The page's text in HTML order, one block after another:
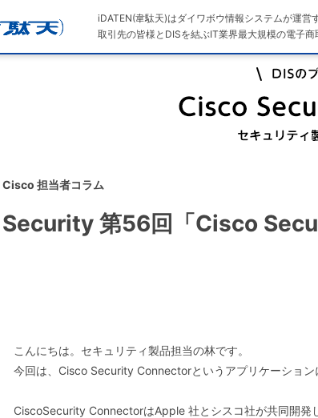
iDATEN(韋駄天)はダイワボウ情報システムが運営
取引先の皆様とDISを結ぶIT業界最大規模の電子商
Cisco 担当者コラム
Security 第56回「Cisco
こんにちは。セキュリティ製品担当の林です。
今回は、Cisco Security Connectorというアプリケーション
CiscoSecurity ConnectorはApple 社とシスコ社が共同開発